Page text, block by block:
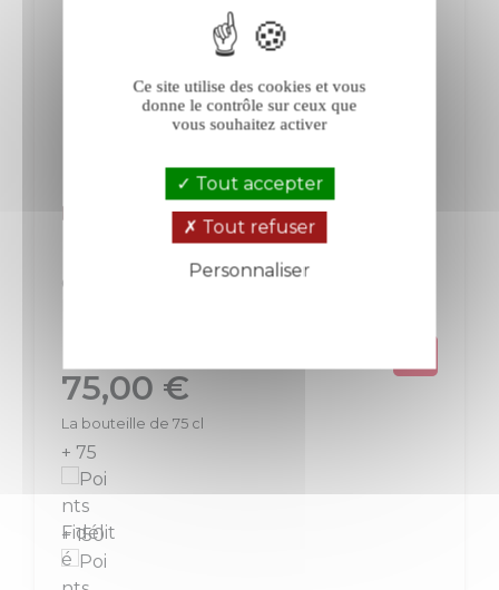
Billecart-Salmon Brut Sous Bois blanc
Champagne
Champagne
Prix
75,00 €
La bouteille de 75 cl
+ 75
+ 150
Ce site utilise des cookies et vous
donne le contrôle sur ceux que
vous souhaitez activer
Tout accepter
Tout refuser
Personnaliser